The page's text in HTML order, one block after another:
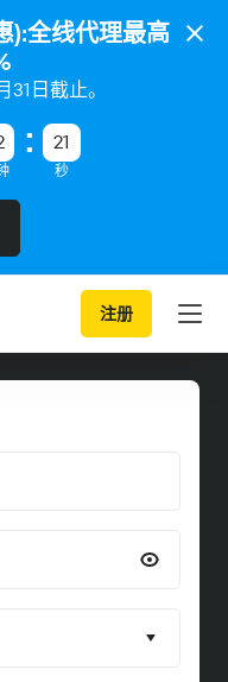
):全线代理最高
日截止。
21
秒
注册